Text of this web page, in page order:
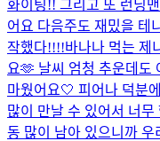
화이팅!! 그리고 또 런닝
어요 다음주도 재밌을 테
작했다!!!!바나나 먹는 제
요🫶 날씨 엄청 추운데도
마웠어요🤍 피어나 덕분
많이 만날 수 있어서 너
동 많이 남아 있으니까